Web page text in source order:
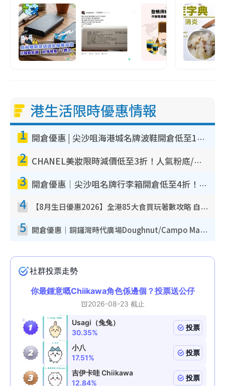
港生活限時優惠情報
1 開倉優惠 | 尖沙咀海港城名牌波鞋開倉低至1折！On鞋$899起／Joy&Peace鞋履$98起
2 CHANEL美妝限時減價低至3折！人氣粉底/唇膏/精華液低至$275！COCO香水都有平
3 開倉優惠｜尖沙咀名牌行李箱開倉低至4折！一連5日 American Tourister/ace./Hallmark $200起！
4 【8月生日優惠2026】全港85大食買玩著數攻略 自助餐/火鍋放題同行免費＋誠品/DONKI送現金券
5 開倉優惠｜銅鑼灣時代廣場Doughnut/Campo Marzio開倉低至1折！背囊、書包、手袋劈價$200起